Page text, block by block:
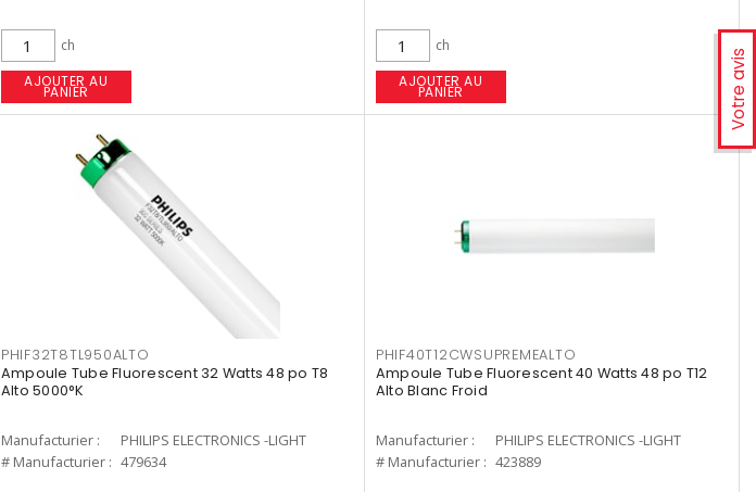
Votre avis
ch
AJOUTER AU
PANIER
ch
AJOUTER AU
PANIER
PHIF32T8TL950ALTO
Ampoule Tube Fluorescent 32 Watts 48 po T8
Alto 5000°K
Manufacturier :
PHILIPS ELECTRONICS -LIGHT
# Manufacturier : 479634
PHIF40T12CWSUPREMEALTO
Ampoule Tube Fluorescent 40 Watts 48 po T12
Alto Blanc Froid
Manufacturier :
PHILIPS ELECTRONICS -LIGHT
# Manufacturier : 423889